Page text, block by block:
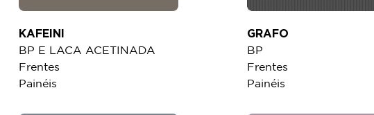
KAFEINI
BP E LACA ACETINADA
Frentes
Painéis
GRAFO
BP
Frentes
Painéis